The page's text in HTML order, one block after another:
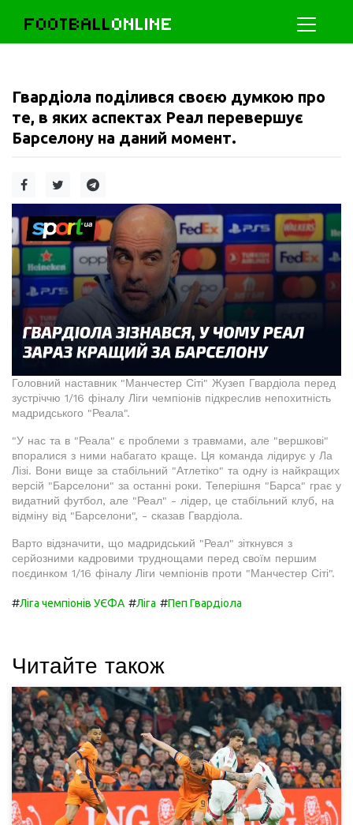
FOOTBALLONLINE
Гвардіола поділився своєю думкою про
те, в яких аспектах Реал перевершує
Барселону на даний момент.
Головний наставник "Манчестер Сіті" Жузеп Гвардіола перед
зустріччю 1/16 фіналу Ліги чемпіонів підкреслив непохитність
мадридського "Реала".
"У нас та в "Реала" є проблеми з травмами, але "вершкові"
впоралися з ними набагато краще. Ця команда лідирує у Ла
Лізі. Вони вище за стабільний "Атлетіко" та одну із найкращих
версій "Барселони" за останні роки. Теперішня "Барса" грає у
видатний футбол, але "Реал" - лідер, це стабільний клуб, на
відміну від "Барселони", - сказав Гвардіола.
Варто відзначити, що мадридський "Реал" зіткнувся з
серйозними кадровими труднощами перед своїм першим
поєдинком 1/16 фіналу Ліги чемпіонів проти "Манчестер Сіті".
#Ліга чемпіонів УЄФА #Ліга #Пеп Гвардіола
Читайте також